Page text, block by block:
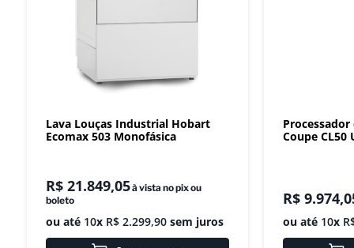
Lava Louças Industrial Hobart
Ecomax 503 Monofásica
R$ 21.849,05à vista no pix ou
boleto
ou até 10x R$ 2.299,90 sem juros
Coupe CL50
R$ 9.974,
ou até 10x